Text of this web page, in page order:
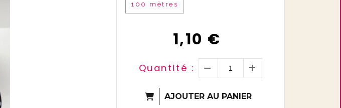
100 mètres
1,10 €
Quantité :
AJOUTER AU PANIER